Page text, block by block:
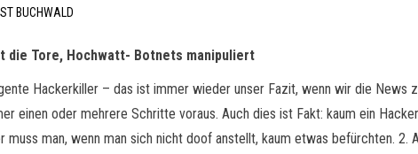
BUCHWALD
die Tore, Hochwatt- Botnets manipuliert
Hackerkiller – das ist immer wieder unser Fazit, wenn wir die News
einen oder mehrere Schritte voraus. Auch dies ist Fakt: kaum ein
muss man, wenn man sich nicht doof anstellt, kaum etwas befürchten.